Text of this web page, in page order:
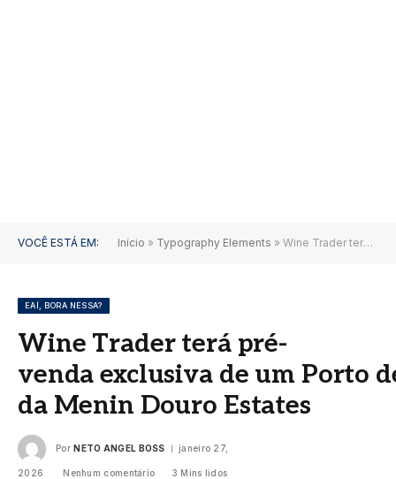
VOCÊ ESTÁ EM: Início » Typography Elements » Wine Trader terá pré-venda exclusiva de um Porto de 80 anos da Menin Douro Estates
EAÍ, BORA NESSA?
Wine Trader terá pré-
venda exclusiva de um Porto
da Menin Douro Estates
Por NETO ANGEL BOSS janeiro 27,
2026 Nenhum comentário 3 Mins lidos